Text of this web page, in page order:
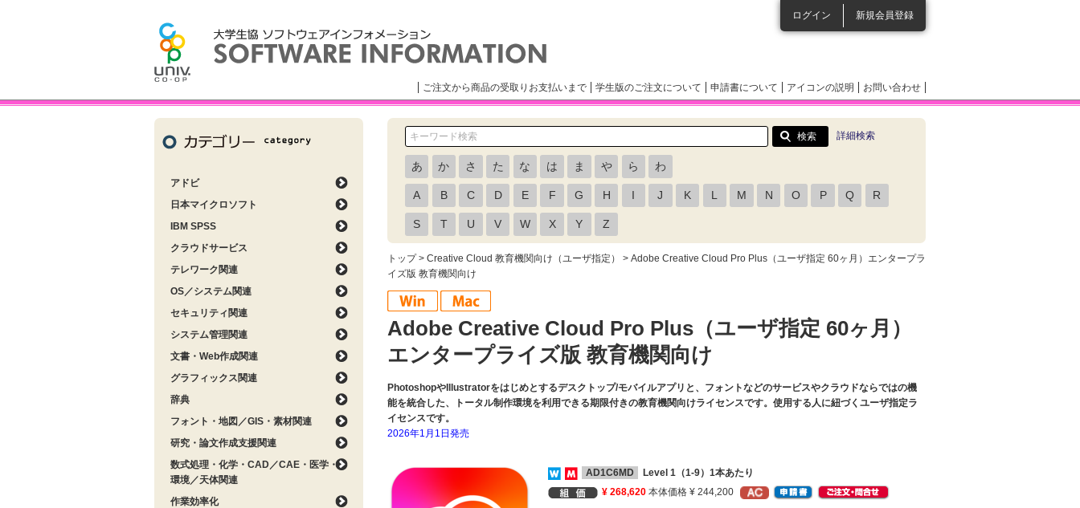
ログイン 新規会員登録
ご注文から商品の受取りお支払いまで 学生版のご注文について 申請書について アイコンの説明 お問い合わせ
詳細検索
あ か さ た な は ま や ら わ
A B C D E F G H I J K L M N O P Q R
S T U V W X Y Z
トップ> Creative Cloud 教育機関向け（ユーザ指定）
> Adobe Creative Cloud Pro Plus（ユーザ指定 60ヶ月）エンタープラ
イズ版 教育機関向け
Adobe Creative Cloud Pro Plus（ユーザ指定 60ヶ月）
エンタープライズ版 教育機関向け
PhotoshopやIllustratorをはじめとするデスクトップ/モバイルアプリと、フォントなどのサービスやクラウドならではの機
能を統合した、トータル制作環境を利用できる期限付きの教育機関向けライセンスです。使用する人に紐づくユーザ指定ラ
イセンスです。
2026年1月1日発売
AD1C6MD
Level 1（1-9）1本あたり
¥ 268,620 本体価格 ¥ 244,200
アドビ
日本マイクロソフト
IBM SPSS
クラウドサービス
テレワーク関連
OS／システム関連
セキュリティ関連
システム管理関連
文書・Web作成関連
グラフィックス関連
辞典
フォント・地図／GIS・素材関連
研究・論文作成支援関連
数式処理・化学・CAD／CAE・医学・
環境／天体関連
作業効率化